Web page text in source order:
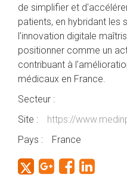
de simplifier et
patients, en hybridant les
l'innovation digitale
positionner comme un
contribuant à
médicaux en France.
Secteur :
Site :
https://
Pays :
France